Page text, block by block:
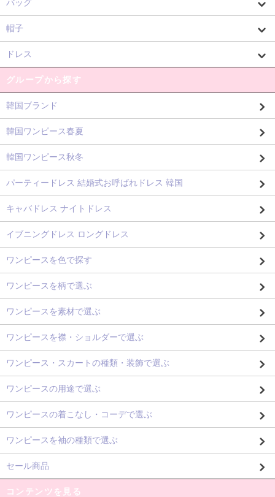
バッグ
帽子
ドレス
グループから探す
韓国ブランド
韓国ワンピース春夏
韓国ワンピース秋冬
パーティードレス 結婚式お呼ばれドレス 韓国
キャバドレス ナイトドレス
イブニングドレス ロングドレス
ワンピースを色で探す
ワンピースを柄で選ぶ
ワンピースを素材で選ぶ
ワンピースを襟・ショルダーで選ぶ
ワンピース・スカートの種類・装飾で選ぶ
ワンピースの用途で選ぶ
ワンピースの着こなし・コーデで選ぶ
ワンピースを袖の種類で選ぶ
セール商品
コンテンツを見る